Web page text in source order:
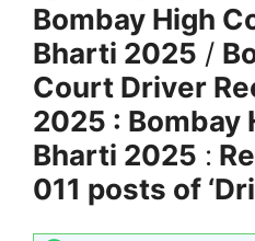
Bombay High
Bharti 2025 /
Court Driver
2025 : Bombay
Bharti 2025 :
011 posts of ‘